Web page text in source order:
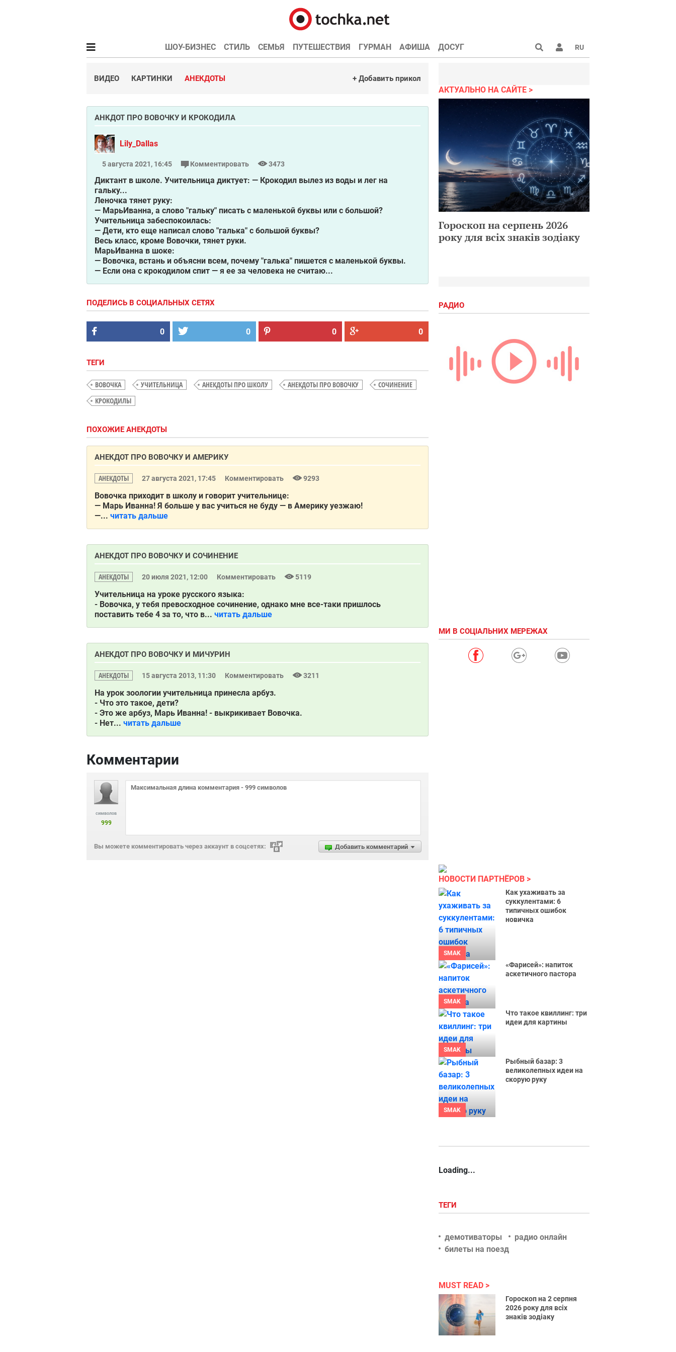
ШОУ-БИЗНЕС СТИЛЬ СЕМЬЯ ПУТЕШЕСТВИЯ ГУРМАН АФИША ДОСУГ RU
ВИДЕО КАРТИНКИ АНЕКДОТЫ + Добавить прикол
АНКДОТ ПРО ВОВОЧКУ И КРОКОДИЛА
Lily_Dallas
5 августа 2021, 16:45 Комментировать 3473
Диктант в школе. Учительница диктует: — Крокодил вылез из воды и лег на
гальку...
Леночка тянет руку:
— МарьИванна, а слово "гальку" писать с маленькой буквы или с большой?
Учительница забеспокоилась:
— Дети, кто еще написал слово "галька" с большой буквы?
Весь класс, кроме Вовочки, тянет руки.
МарьИванна в шоке:
— Вовочка, встань и объясни всем, почему "галька" пишется с маленькой буквы.
— Если она с крокодилом спит — я ее за человека не считаю...
ПОДЕЛИСЬ В СОЦИАЛЬНЫХ СЕТЯХ
0 0 0 0
ТЕГИ
ВОВОЧКА УЧИТЕЛЬНИЦА АНЕКДОТЫ ПРО ШКОЛУ АНЕКДОТЫ ПРО ВОВОЧКУ
СОЧИНЕНИЕ
КРОКОДИЛЫ
ПОХОЖИЕ АНЕКДОТЫ
АНЕКДОТ ПРО ВОВОЧКУ И АМЕРИКУ
АНЕКДОТЫ 27 августа 2021, 17:45 Комментировать 9293
Вовочка приходит в школу и говорит учительнице:
— Марь Иванна! Я больше у вас учиться не буду — в Америку уезжаю!
—... читать дальше
АНЕКДОТ ПРО ВОВОЧКУ И СОЧИНЕНИЕ
АНЕКДОТЫ 20 июля 2021, 12:00 Комментировать 5119
Учительница на уроке русского языка:
- Вовочка, у тебя превосходное сочинение, однако мне все-таки пришлось
поставить тебе 4 за то, что в... читать дальше
АНЕКДОТ ПРО ВОВОЧКУ И МИЧУРИН
АНЕКДОТЫ 15 августа 2013, 11:30 Комментировать 3211
На урок зоологии учительница принесла арбуз.
- Что это такое, дети?
- Это же арбуз, Марь Иванна! - выкрикивает Вовочка.
- Нет... читать дальше
Комментарии
символов
999
Добавить комментарий
Вы можете комментировать через аккаунт в соцсетях:
АКТУАЛЬНО НА САЙТЕ
Гороскоп на серпень 2026
року для всіх знаків зодіаку
РАДИО
МИ В СОЦІАЛЬНИХ МЕРЕЖАХ
НОВОСТИ ПАРТНЁРОВ
SMAK
Как ухаживать за
суккулентами: 6
типичных ошибок
новичка
SMAK
«Фарисей»: напиток
аскетичного пастора
SMAK
Что такое квиллинг: три
идеи для картины
SMAK
Рыбный базар: 3
великолепных идеи на
скорую руку
Loading...
ТЕГИ
демотиваторы
радио онлайн
билеты на поезд
MUST READ
Гороскоп на 2 серпня
2026 року для всіх
знаків зодіаку